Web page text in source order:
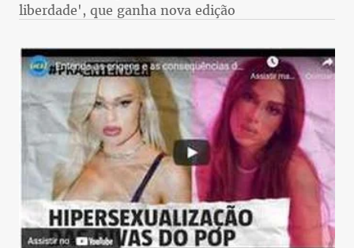
liberdade', que ganha nova edição